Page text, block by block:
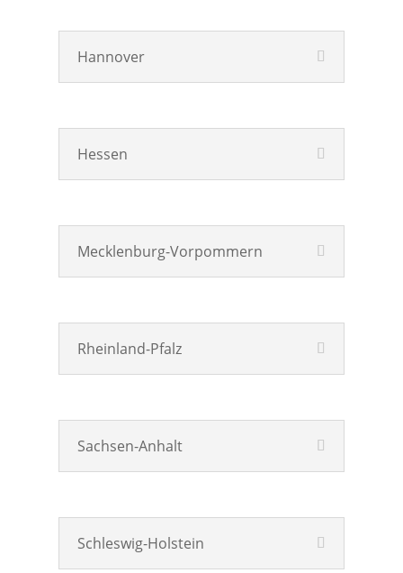
Hannover
Hessen
Mecklenburg-Vorpommern
Rheinland-Pfalz
Sachsen-Anhalt
Schleswig-Holstein